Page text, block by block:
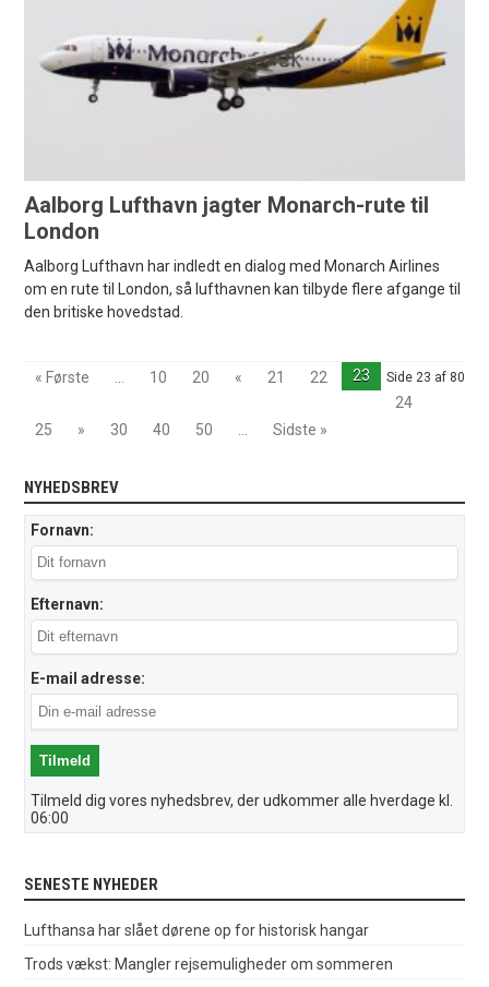
Aalborg Lufthavn jagter Monarch-rute til
London
Aalborg Lufthavn har indledt en dialog med Monarch Airlines
om en rute til London, så lufthavnen kan tilbyde flere afgange til
den britiske hovedstad.
Side 23 af 80
« Første 10 20 « 21 22
23
24
25
» 30 40 50 Sidste »
NYHEDSBREV
Fornavn:
Efternavn:
E-mail adresse:
Tilmeld dig vores nyhedsbrev, der udkommer alle hverdage kl.
06:00
SENESTE NYHEDER
Lufthansa har slået dørene op for historisk hangar
Trods vækst: Mangler rejsemuligheder om sommeren